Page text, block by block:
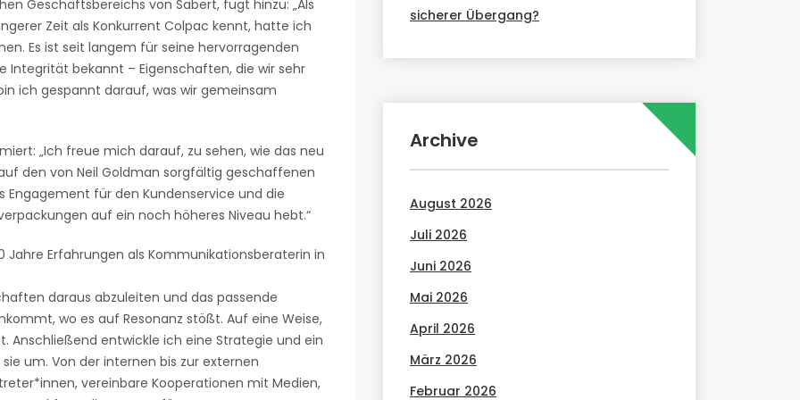
Geschäftsbereichs von Sabert, fügt hinzu: „Als
Zeit als Konkurrent Colpac kennt, hatte ich
Es ist seit langem für seine hervorragenden
Integrität bekannt – Eigenschaften, die wir sehr
ich gespannt darauf, was wir gemeinsam
„Ich freue mich darauf, zu sehen, wie das neu
den von Neil Goldman sorgfältig geschaffenen
für den Kundenservice und die
auf ein noch höheres Niveau hebt.“
Erfahrungen als Kommunikationsberaterin in
daraus abzuleiten und das passende
wo es auf Resonanz stößt. Auf eine Weise,
Anschließend entwickle ich eine Strategie und ein
um. Von der internen bis zur externen
vereinbare Kooperationen mit Medien,
sicherer Übergang?
Archive
August 2026
Juli 2026
Juni 2026
Mai 2026
April 2026
März 2026
Februar 2026